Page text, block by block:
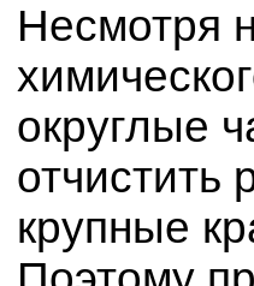
Несмотря
округлые
отчистить
крупные